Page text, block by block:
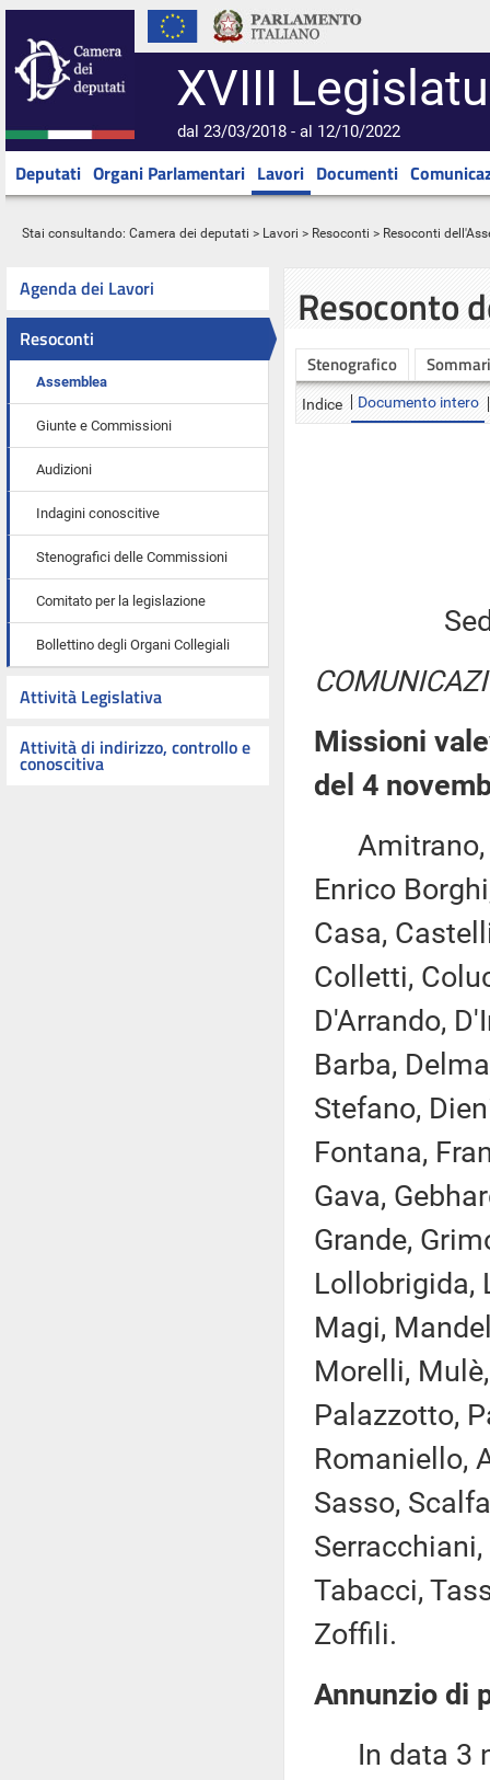
XVIII
dal 23/03/2018 - al 12/10/2022
Deputati Organi Parlamentari Lavori Documenti
Stai consultando: Camera dei deputati > Lavori > Resoconti > Resoconti
Agenda dei Lavori
Resoconti
Assemblea
Giunte e Commissioni
Audizioni
Indagini conoscitive
Stenografici delle Commissioni
Comitato per la legislazione
Bollettino degli Organi Collegiali
Attività Legislativa
Attività di indirizzo, controllo e
conoscitiva
Resoconto
Stenografico
Indice Documento intero
Missioni
del 4
Amitrano,
Enrico
Casa,
Colletti,
D'Arrando,
Barba,
Stefano,
Fontana,
Gava,
Grande,
Lollobrigida,
Magi,
Morelli,
Palazzotto,
Romaniello,
Sasso,
Tabacci,
Zoffili.
Annunzio di
In data 3